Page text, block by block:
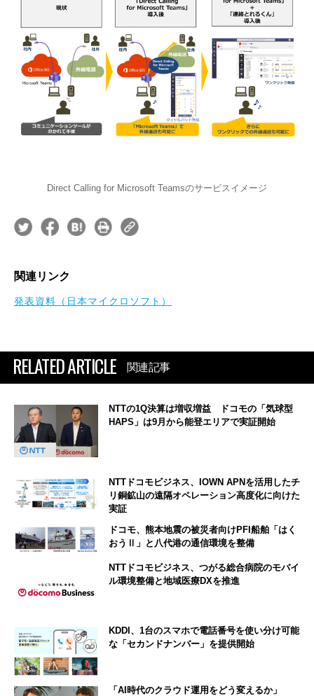
Direct Calling for Microsoft Teamsのサービスイメージ
関連リンク
発表資料（日本マイクロソフト）
RELATED ARTICLE 関連記事
NTTの1Q決算は増収増益 ドコモの「気球型
HAPS」は9月から能登エリアで実証開始
NTTドコモビジネス、IOWN APNを活用したチ
リ銅鉱山の遠隔オペレーション高度化に向けた
実証
ドコモ、熊本地震の被災者向けPFI船舶「はく
おうⅡ」と八代港の通信環境を整備
NTTドコモビジネス、つがる総合病院のモバイ
ル環境整備と地域医療DXを推進
KDDI、1台のスマホで電話番号を使い分け可能
な「セカンドナンバー」を提供開始
「AI時代のクラウド運用をどう変えるか」